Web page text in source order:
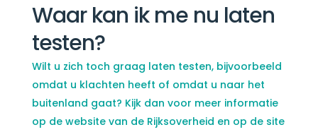
Waar kan ik me nu laten
testen?
Wilt u zich toch graag laten testen, bijvoorbeeld
omdat u klachten heeft of omdat u naar het
buitenland gaat? Kijk dan voor meer informatie
op de website van de Rijksoverheid en op de site